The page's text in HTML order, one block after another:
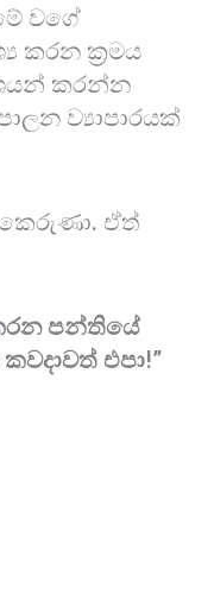
වගේ
කරන ක්‍රමය
කරන්න
ව්‍යාපාරයක්
ඒත්
පන්තියේ
එපා!”